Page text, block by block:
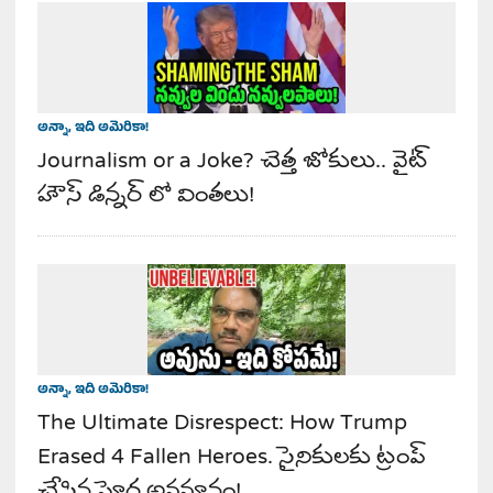
అన్నా, ఇది అమెరికా!
Journalism or a Joke? చెత్త జోకులు.. వైట్
హౌస్ డిన్నర్ లో వింతలు!
అన్నా, ఇది అమెరికా!
The Ultimate Disrespect: How Trump
Erased 4 Fallen Heroes. సైనికులకు ట్రంప్